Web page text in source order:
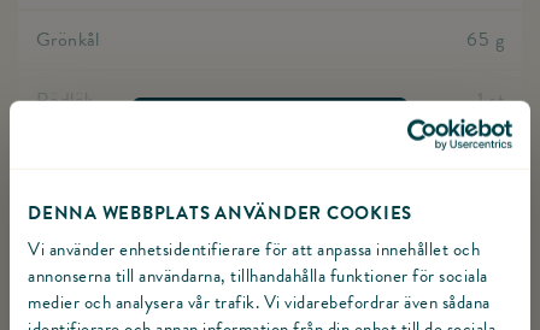
DENNA WEBBPLATS ANVÄNDER COOKIES
Vi använder enhetsidentifierare för att anpassa innehållet och
annonserna till användarna, tillhandahålla funktioner för sociala
medier och analysera vår trafik. Vi vidarebefordrar även sådana
Grönkål 65 g
Rödlök 1st
Valnötter
Torkade tranbär 1
Växla
Växla Riv kålen i bitar. Strimla rödlöken. som gjord eller ej.
Riv kålen i bitar. Strimla rödlöken.